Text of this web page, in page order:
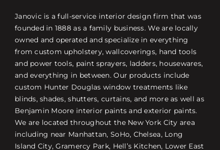
Janovic is a full-service interior design firm that was
founded in 1888 as a family business. We are locally
owned and operated and specialize in everything
from custom upholstery, wallcoverings, hand tools
and power tools, paint sprayers, ladders, housewares,
and everything in between. Our products include
custom Hunter Douglas window treatments like
blinds, shades, shutters, curtains, and more as well as
Benjamin Moore interior paints and exterior paints.
We are located throughout the New York City area
including near Manhattan, SoHo, Chelsea, Long
Island City, Gramercy Park, Hell’s Kitchen, Lower East